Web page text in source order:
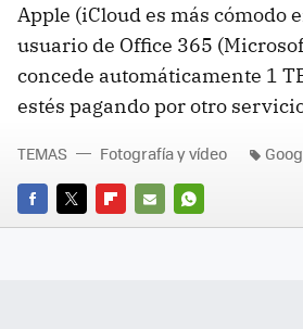
Apple (iCloud es más cómodo
usuario de Office 365
concede automáticamente 1
estés pagando por otro
FACEBOOK
TWITTERFLIPBOARD
E-
WHATSAPP
TEMAS Fotografía y vídeo